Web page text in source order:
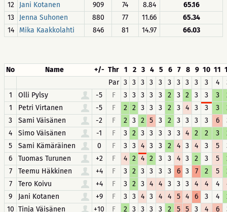
12
Jani Kotanen 909 74 8.84
65.16
13
Jenna Suhonen 880 77 11.66
65.34
14
Mika Kaakkolahti 846 81 14.97 66.03
No Name +/- Thr 1 2 3 4 5 6 7 8 9 10 11
Par 3 3 3 3 3 3 3 3 3 3 4
1
Olli Pylsy -5 F 3 3 3 3 3 2 3 2 3 3 3
1
Petri Virtanen -5 F 2 2 3 3 3 2 3 4 3 3 3
3
Sami Väisänen -2 F 2 3 2 5 3 2 3 3 3 3 6
4
Simo Väisänen -1 F 3 2 3 3 3 3 3 4 2 2 3
5
Sami Kämäräinen 0 F 3 3 4 3 3 2 4 3 4 3 5
6
Tuomas Turunen +2 F 4 2 4 2 3 3 4 3 2 3 5
7
Teemu Häkkinen +4 F 3 2 3 3 3 3 6 3 7 2 5
7
Tero Koivu +4 F 3 2 3 4 4 3 3 3 4 4 4
9
Jani Kotanen +9 F 3 3 4 3 4 4 5 4 6 3 4
10 Tinja Väisänen +10 F 2 3 3 3 3 2 5 5 3 4 6